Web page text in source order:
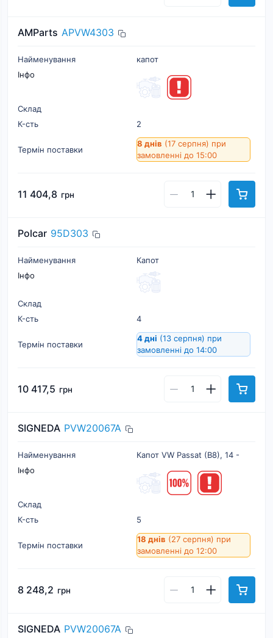
AMParts APVW4303
Найменування
капот
Інфо
Склад
К-cть
2
Термін поставки
8 днів (17 серпня) при
замовленні до 15:00
11 404,8 грн
Polcar 95D303
Найменування
Капот
Інфо
Склад
К-cть
4
Термін поставки
4 дні (13 серпня) при
замовленні до 14:00
10 417,5 грн
SIGNEDA PVW20067A
Найменування
Капот VW Passat (B8), 14 -
Інфо
Склад
К-cть
5
Термін поставки
18 днів (27 серпня) при
замовленні до 12:00
8 248,2 грн
SIGNEDA PVW20067A